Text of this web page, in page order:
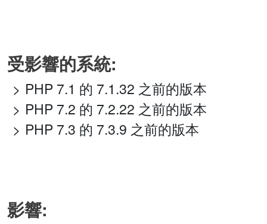
受影響的系統:
PHP 7.1 的 7.1.32 之前的版本
PHP 7.2 的 7.2.22 之前的版本
PHP 7.3 的 7.3.9 之前的版本
影響: